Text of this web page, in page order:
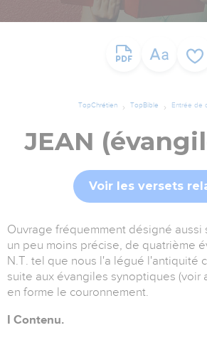
TopChrétien TopBible Entrée de
JEAN
Voir les versets
Ouvrage fréquemment désigné aussi
un peu moins précise, de quatrième
N.T. tel que nous l'a légué l'antiquité
suite aux évangiles synoptiques (voir
en forme le couronnement.
I Contenu.